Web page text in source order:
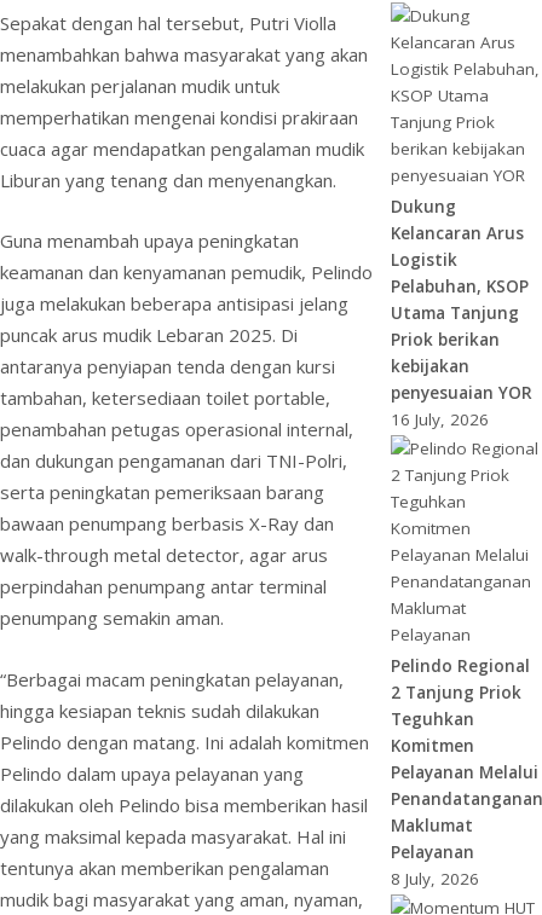
Sepakat dengan hal tersebut, Putri Violla
menambahkan bahwa masyarakat yang akan
melakukan perjalanan mudik untuk
memperhatikan mengenai kondisi prakiraan
cuaca agar mendapatkan pengalaman mudik
Liburan yang tenang dan menyenangkan.
Guna menambah upaya peningkatan
keamanan dan kenyamanan pemudik, Pelindo
juga melakukan beberapa antisipasi jelang
puncak arus mudik Lebaran 2025. Di
antaranya penyiapan tenda dengan kursi
tambahan, ketersediaan toilet portable,
penambahan petugas operasional internal,
dan dukungan pengamanan dari TNI-Polri,
serta peningkatan pemeriksaan barang
bawaan penumpang berbasis X-Ray dan
walk-through metal detector, agar arus
perpindahan penumpang antar terminal
penumpang semakin aman.
“Berbagai macam peningkatan pelayanan,
hingga kesiapan teknis sudah dilakukan
Pelindo dengan matang. Ini adalah komitmen
Pelindo dalam upaya pelayanan yang
dilakukan oleh Pelindo bisa memberikan hasil
yang maksimal kepada masyarakat. Hal ini
tentunya akan memberikan pengalaman
mudik bagi masyarakat yang aman, nyaman,
Dukung
Kelancaran Arus
Logistik
Pelabuhan, KSOP
Utama Tanjung
Priok berikan
kebijakan
penyesuaian YOR
16 July, 2026
Pelindo Regional
2 Tanjung Priok
Teguhkan
Komitmen
Pelayanan Melalui
Penandatanganan
Maklumat
Pelayanan
8 July, 2026